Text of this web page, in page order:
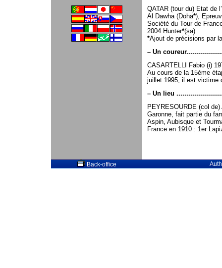
QATAR (tour du) Etat de
Al Dawha (Doha*),
Société du Tour de
2004 Hunter*(sa)
*Ajout de précisions par
– Un
CASARTELLI Fabio (i)
Au cours de la 15éme
juillet 1995, il est victime
– Un lieu
PEYRESOURDE (col
Garonne, fait partie du
Aspin, Aubisque et
France en 1910 : 1er
Back-office